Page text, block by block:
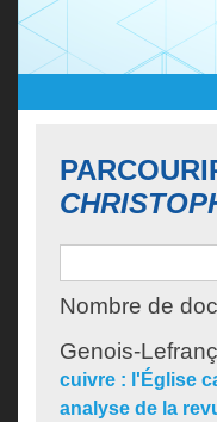
Nombre de
Genois-
cuivre : l'Église
analyse de la